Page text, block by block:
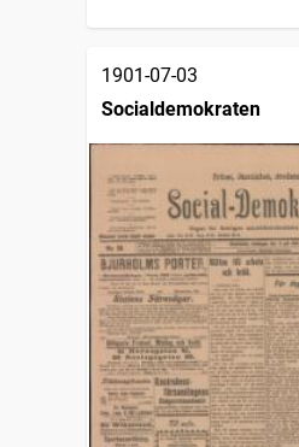
1901-07-03
Socialdemokraten